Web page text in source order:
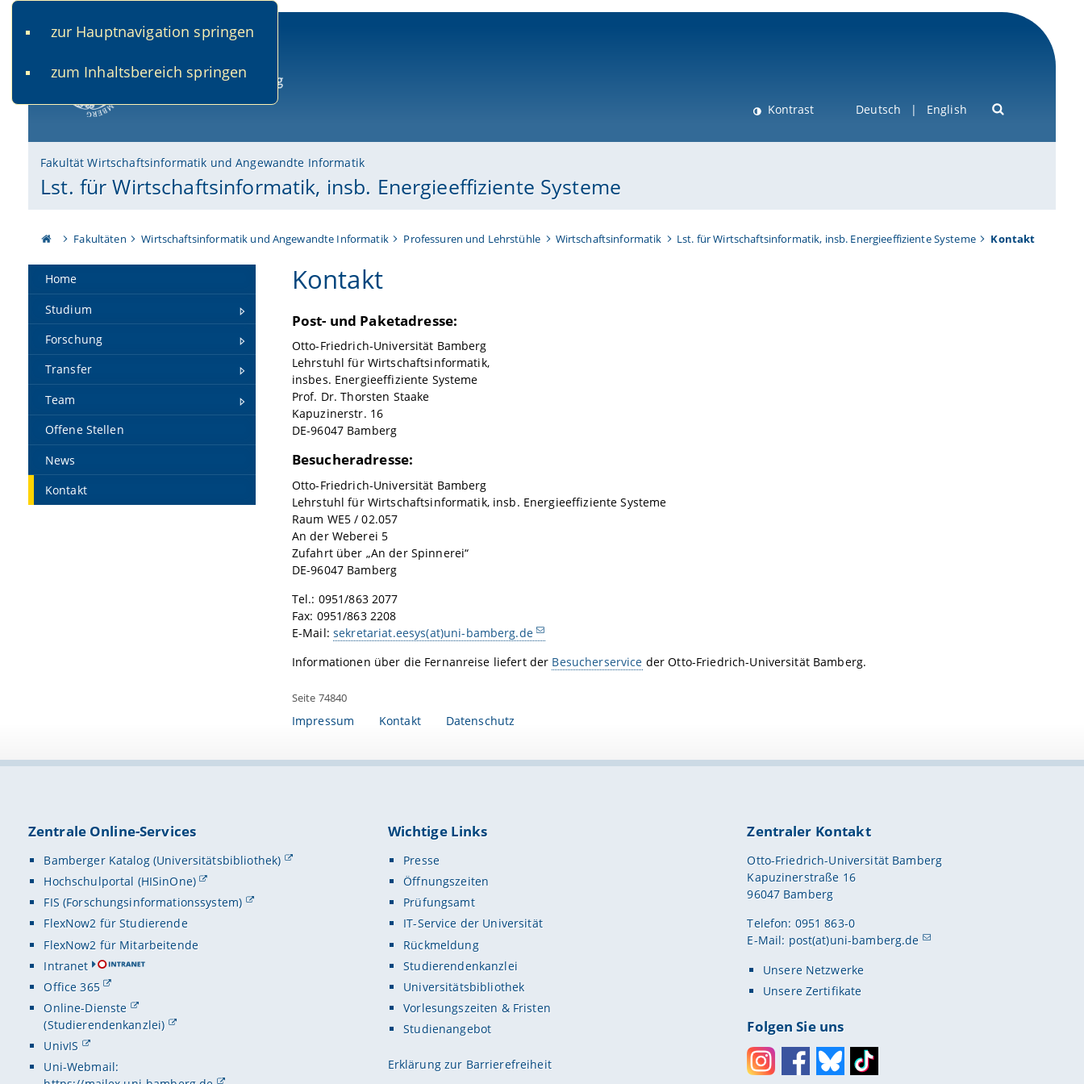
zur Hauptnavigation springen
zum Inhaltsbereich springen
Kontrast Deutsch English
Fakultät Wirtschaftsinformatik und Angewandte Informatik
Lst. für Wirtschaftsinformatik, insb. Energieeffiziente Systeme
Fakultäten Wirtschaftsinformatik und Angewandte Informatik Professuren und Lehrstühle Wirtschaftsinformatik Lst. für Wirtschaftsinformatik, insb. Energieeffiziente Systeme Kontakt
Home
Studium
Forschung
Transfer
Team
Offene Stellen
News
Kontakt
Kontakt
Post- und Paketadresse:
Otto-Friedrich-Universität Bamberg
Lehrstuhl für Wirtschaftsinformatik,
insbes. Energieeffiziente Systeme
Prof. Dr. Thorsten Staake
Kapuzinerstr. 16
DE-96047 Bamberg
Besucheradresse:
Otto-Friedrich-Universität Bamberg
Lehrstuhl für Wirtschaftsinformatik, insb. Energieeffiziente Systeme
Raum WE5 / 02.057
An der Weberei 5
Zufahrt über „An der Spinnerei“
DE-96047 Bamberg
Tel.: 0951/863 2077
Fax: 0951/863 2208
E-Mail: sekretariat.eesys(at)uni-bamberg.de
Informationen über die Fernanreise liefert der Besucherservice der Otto-Friedrich-Universität Bamberg.
Seite 74840
Impressum Kontakt Datenschutz
Zentrale Online-Services
Bamberger Katalog (Universitätsbibliothek)
Hochschulportal (HISinOne)
FIS (Forschungsinformationssystem)
FlexNow2 für Studierende
FlexNow2 für Mitarbeitende
Intranet
Office 365
Online-Dienste
(Studierendenkanzlei)
UnivIS
Uni-Webmail:
Wichtige Links
Presse
Öffnungszeiten
Prüfungsamt
IT-Service der Universität
Rückmeldung
Studierendenkanzlei
Universitätsbibliothek
Vorlesungszeiten & Fristen
Studienangebot
Erklärung zur Barrierefreiheit
Zentraler Kontakt
Otto-Friedrich-Universität Bamberg
Kapuzinerstraße 16
96047 Bamberg
Telefon: 0951 863-0
E-Mail: post(at)uni-bamberg.de
Unsere Netzwerke
Unsere Zertifikate
Folgen Sie uns